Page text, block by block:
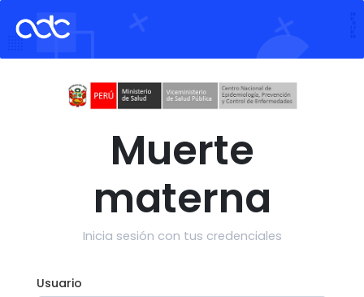
Muerte
materna
Inicia sesión con tus credenciales
Usuario